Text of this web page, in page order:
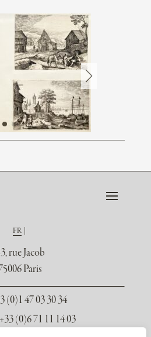
FR
rue Jacob
Paris
(0)1 47 03 30 34
(0)6 71 11 14 03